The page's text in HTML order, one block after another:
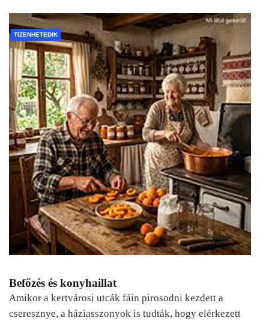
TIZENHETEDIK
Befőzés és konyhaillat
Amikor a kertvárosi utcák fáin pirosodni kezdett a
cseresznye, a háziasszonyok is tudták, hogy elérkezett